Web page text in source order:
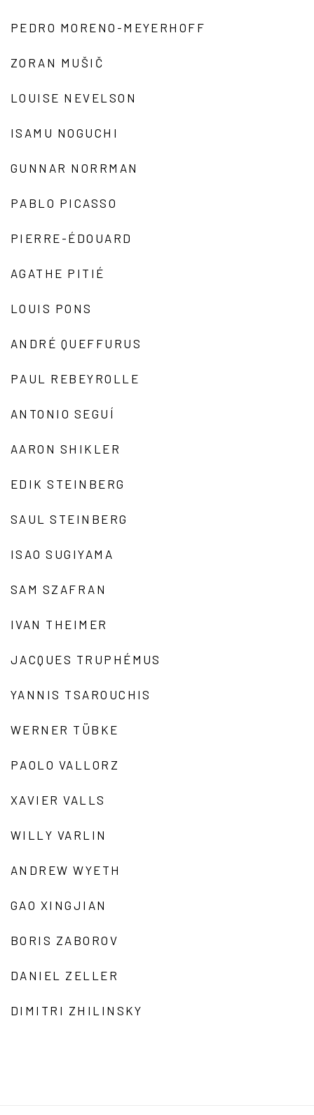
PEDRO MORENO-MEYERHOFF
ZORAN MUŠIČ
LOUISE NEVELSON
ISAMU NOGUCHI
GUNNAR NORRMAN
PABLO PICASSO
PIERRE-ÉDOUARD
AGATHE PITIÉ
LOUIS PONS
ANDRÉ QUEFFURUS
PAUL REBEYROLLE
ANTONIO SEGUÍ
AARON SHIKLER
EDIK STEINBERG
SAUL STEINBERG
ISAO SUGIYAMA
SAM SZAFRAN
IVAN THEIMER
JACQUES TRUPHÉMUS
YANNIS TSAROUCHIS
WERNER TÜBKE
PAOLO VALLORZ
XAVIER VALLS
WILLY VARLIN
ANDREW WYETH
GAO XINGJIAN
BORIS ZABOROV
DANIEL ZELLER
DIMITRI ZHILINSKY